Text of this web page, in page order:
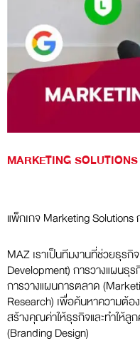
MARKETING SOLUTIONS
แพ็กเกจ Marketing
MAZ เราเป็นทีมงานที่ช่วยธุร
Development) การวางแผนธุ
การวางแผนการตลาด
Research) เพื่อค้นหาความต้อ
สร้างคุณค่าให้ธุรกิจและทำให้
(Branding Design)